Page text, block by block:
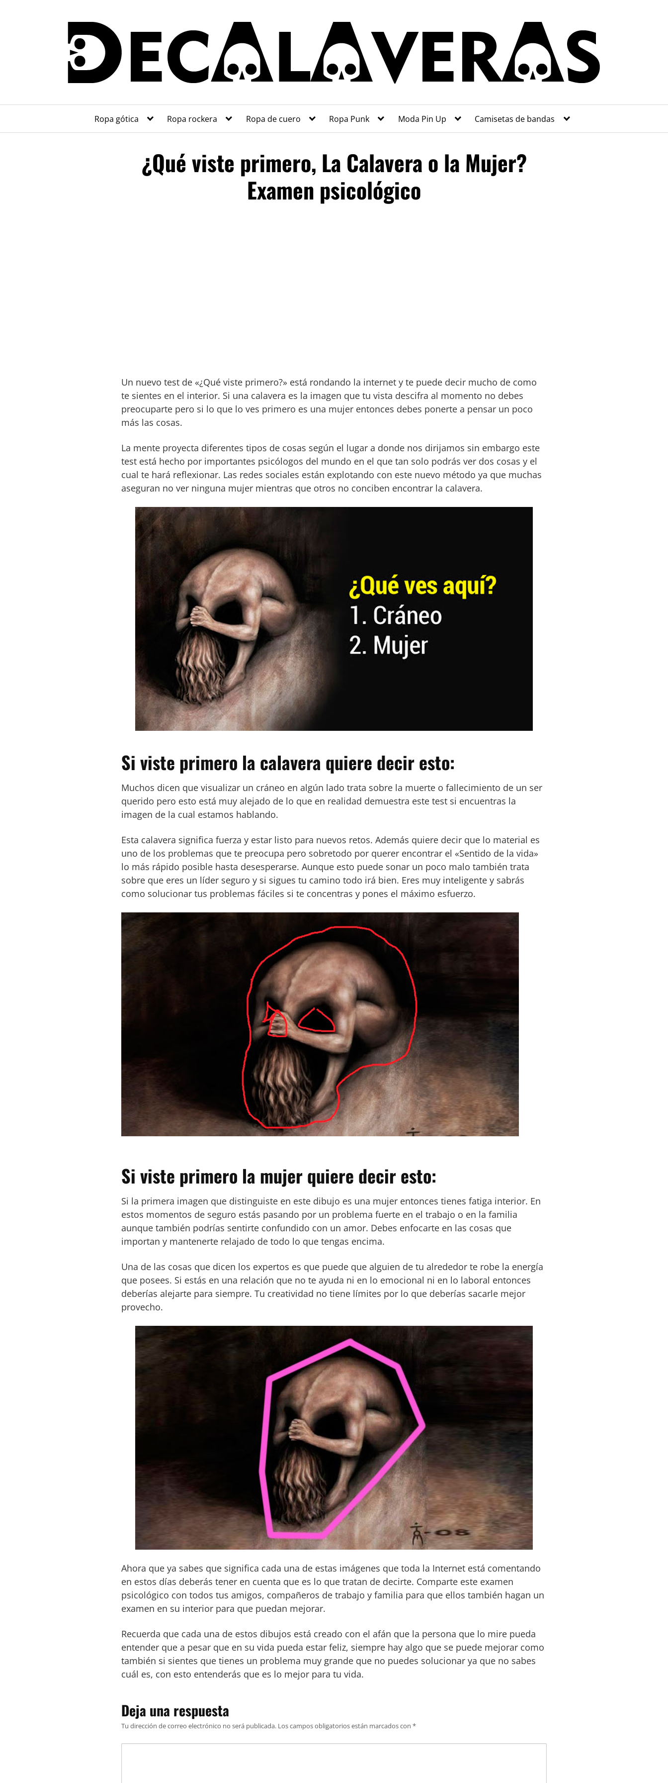
Ropa gótica Ropa rockera Ropa de cuero Ropa Punk Moda Pin Up Camisetas de bandas
¿Qué viste primero, La Calavera o la Mujer?
Examen psicológico
Un nuevo test de «¿Qué viste primero?» está rondando la internet y te puede decir mucho de como
te sientes en el interior. Si una calavera es la imagen que tu vista descifra al momento no debes
preocuparte pero si lo que lo ves primero es una mujer entonces debes ponerte a pensar un poco
más las cosas.
La mente proyecta diferentes tipos de cosas según el lugar a donde nos dirijamos sin embargo este
test está hecho por importantes psicólogos del mundo en el que tan solo podrás ver dos cosas y el
cual te hará reflexionar. Las redes sociales están explotando con este nuevo método ya que muchas
aseguran no ver ninguna mujer mientras que otros no conciben encontrar la calavera.
Si viste primero la calavera quiere decir esto:
Muchos dicen que visualizar un cráneo en algún lado trata sobre la muerte o fallecimiento de un ser
querido pero esto está muy alejado de lo que en realidad demuestra este test si encuentras la
imagen de la cual estamos hablando.
Esta calavera significa fuerza y estar listo para nuevos retos. Además quiere decir que lo material es
uno de los problemas que te preocupa pero sobretodo por querer encontrar el «Sentido de la vida»
lo más rápido posible hasta desesperarse. Aunque esto puede sonar un poco malo también trata
sobre que eres un líder seguro y si sigues tu camino todo irá bien. Eres muy inteligente y sabrás
como solucionar tus problemas fáciles si te concentras y pones el máximo esfuerzo.
Si viste primero la mujer quiere decir esto:
Si la primera imagen que distinguiste en este dibujo es una mujer entonces tienes fatiga interior. En
estos momentos de seguro estás pasando por un problema fuerte en el trabajo o en la familia
aunque también podrías sentirte confundido con un amor. Debes enfocarte en las cosas que
importan y mantenerte relajado de todo lo que tengas encima.
Una de las cosas que dicen los expertos es que puede que alguien de tu alrededor te robe la energía
que posees. Si estás en una relación que no te ayuda ni en lo emocional ni en lo laboral entonces
deberías alejarte para siempre. Tu creatividad no tiene límites por lo que deberías sacarle mejor
provecho.
Ahora que ya sabes que significa cada una de estas imágenes que toda la Internet está comentando
en estos días deberás tener en cuenta que es lo que tratan de decirte. Comparte este examen
psicológico con todos tus amigos, compañeros de trabajo y familia para que ellos también hagan un
examen en su interior para que puedan mejorar.
Recuerda que cada una de estos dibujos está creado con el afán que la persona que lo mire pueda
entender que a pesar que en su vida pueda estar feliz, siempre hay algo que se puede mejorar como
también si sientes que tienes un problema muy grande que no puedes solucionar ya que no sabes
cuál es, con esto entenderás que es lo mejor para tu vida.
Deja una respuesta
Tu dirección de correo electrónico no será publicada. Los campos obligatorios están marcados con *